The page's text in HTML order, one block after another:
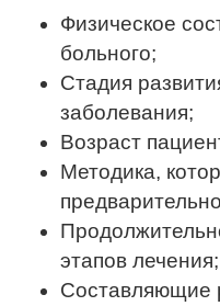
Физическое
больного;
Стадия
заболевания;
Возраст
Методика,
этапов лечения;
Составляющие